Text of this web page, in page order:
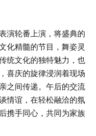
演轮番上演，将盛典的
化精髓的节目，舞姿灵
统文化的独特魅力，也
喜庆的旋律浸润着现场
之间传递。午后的交流
情谊，在轻松融洽的氛
携手同心，共同为家族